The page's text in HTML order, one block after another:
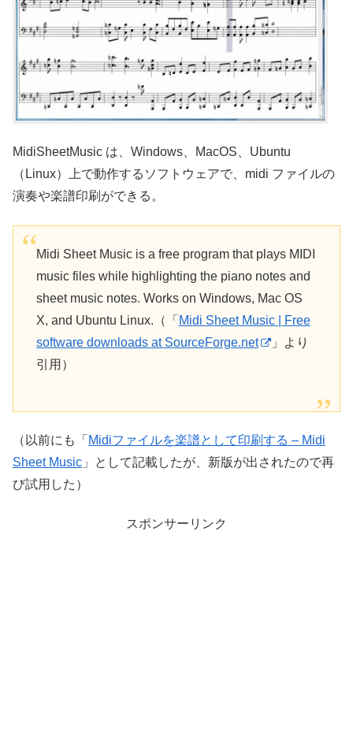
MidiSheetMusic は、Windows、MacOS、Ubuntu
（Linux）上で動作するソフトウェアで、midi ファイルの
演奏や楽譜印刷ができる。
Midi Sheet Music is a free program that plays MIDI
music files while highlighting the piano notes and
sheet music notes. Works on Windows, Mac OS
X, and Ubuntu Linux.（「 Midi Sheet Music | Free
software downloads at SourceForge.net
」より
引用）
（以前にも「 Midiファイルを楽譜として印刷する – Midi
Sheet Music 」として記載したが、新版が出されたので再
び試用した）
スポンサーリンク